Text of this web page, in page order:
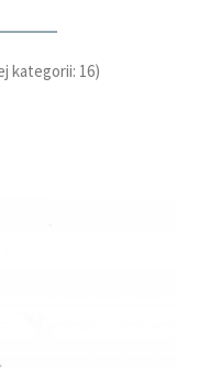
kategorii: 16)